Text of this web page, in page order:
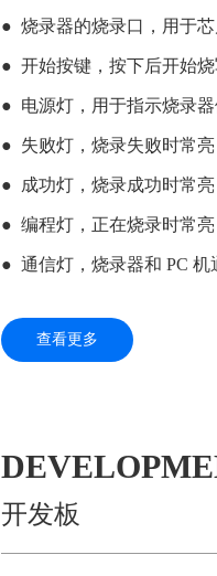
●  烧录器的烧录口，用于
●  开始按键，按下后开始
●  电源灯，用于指示烧录
●  失败灯，烧录失败时常
●  成功灯，烧录成功时常
●  编程灯，正在烧录时常
●  通信灯，烧录器和 PC
查看更多
开发板